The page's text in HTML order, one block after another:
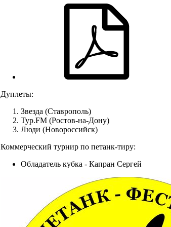
Дуплеты:
Звезда (Ставрополь)
Тур.FM (Ростов-на-Дону)
Люди (Новороссийск)
Коммерческий турнир по петанк-тиру:
Обладатель кубка - Капран Сергей